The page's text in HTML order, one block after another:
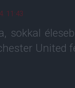
11:43
sokkal
United